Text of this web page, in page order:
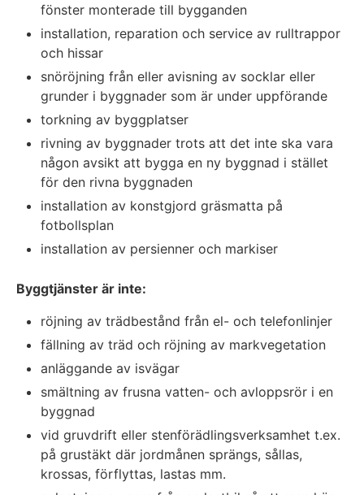
fönster monterade till bygganden
installation, reparation och service av rulltrappor
och hissar
snöröjning från eller avisning av socklar eller
grunder i byggnader som är under uppförande
torkning av byggplatser
rivning av byggnader trots att det inte ska vara
någon avsikt att bygga en ny byggnad i stället
för den rivna byggnaden
installation av konstgjord gräsmatta på
fotbollsplan
installation av persienner och markiser
Byggtjänster är inte:
röjning av trädbestånd från el- och telefonlinjer
fällning av träd och röjning av markvegetation
anläggande av isvägar
smältning av frusna vatten- och avloppsrör i en
byggnad
vid gruvdrift eller stenförädlingsverksamhet t.ex.
på grustäkt där jordmånen sprängs, sållas,
krossas, förflyttas, lastas mm.